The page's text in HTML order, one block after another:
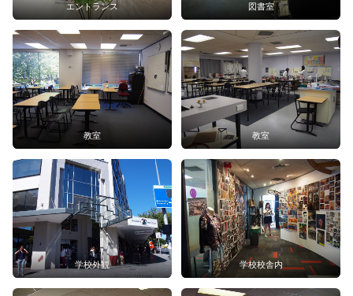
エントランス 図書室
教室 教室
学校外観 学校校舎内